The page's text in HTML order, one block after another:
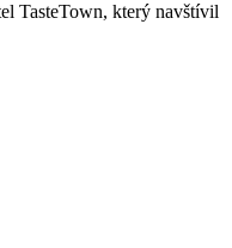
TasteTown, který navštívil